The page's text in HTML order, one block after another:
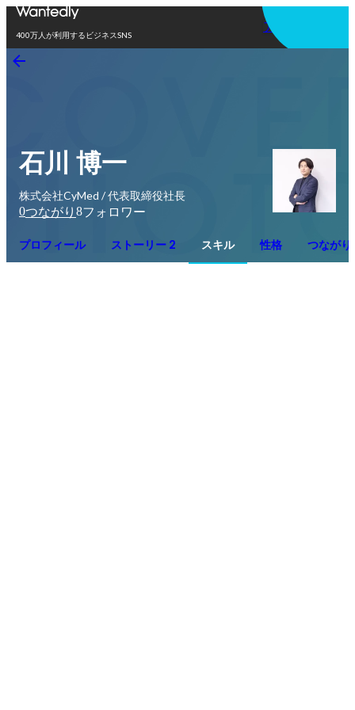
400万人が利用するビジネスSNS
アプリを使う
石川 博一
株式会社CyMed / 代表取締役社長
0つながり 8フォロワー
プロフィール ストーリー 2 スキル 性格 つながり